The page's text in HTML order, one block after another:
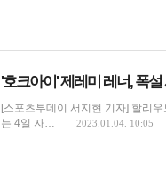
'호크아이' 제레미 레너, 폭
[스포츠투데이 서지현 기자] 할리
는 4일 자…
2023.01.04. 10:05